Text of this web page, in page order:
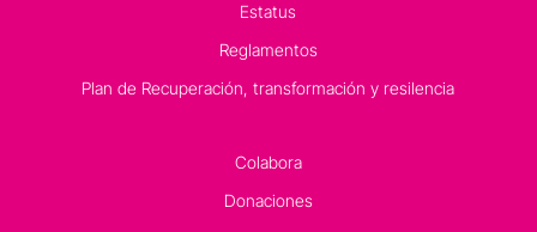
Estatus
Reglamentos
Plan de Recuperación, transformación y resilencia
Colabora
Donaciones